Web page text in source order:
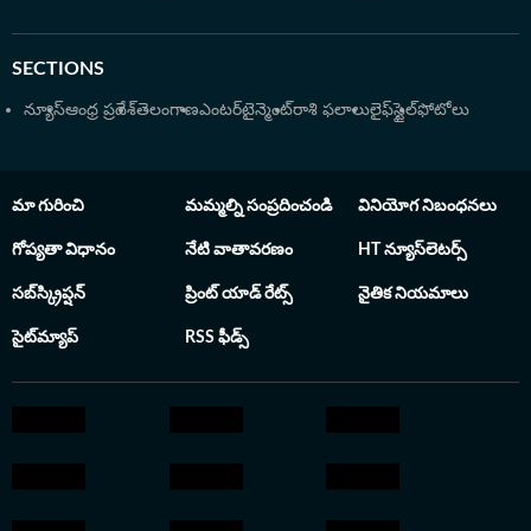
SECTIONS
న్యూస్ఆంధ్ర ప్రదేశ్తెలంగాణఎంటర్‌టైన్మెంట్రాశి ఫలాలులైఫ్‌స్టైల్ఫోటోలు
మా గురించి మమ్మల్ని సంప్రదించండి వినియోగ నిబంధనలు
గోప్యతా విధానం నేటి వాతావరణం HT న్యూస్‌లెటర్స్
సబ్‌స్క్రిప్షన్ ప్రింట్ యాడ్ రేట్స్ నైతిక నియమాలు
సైట్‌మ్యాప్ RSS ఫీడ్స్